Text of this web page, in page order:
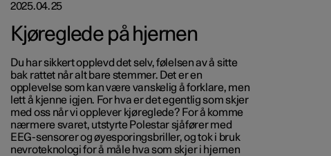
2025.04.25
Kjøreglede på hjernen
Du har sikkert opplevd det selv, følelsen av å sitte
bak rattet når alt bare stemmer. Det er en
opplevelse som kan være vanskelig å forklare, men
lett å kjenne igjen. For hva er det egentlig som skjer
med oss når vi opplever kjøreglede? For å komme
nærmere svaret, utstyrte Polestar sjåfører med
EEG-sensorer og øyesporingsbriller, og tok i bruk
nevroteknologi for å måle hva som skjer i hjernen